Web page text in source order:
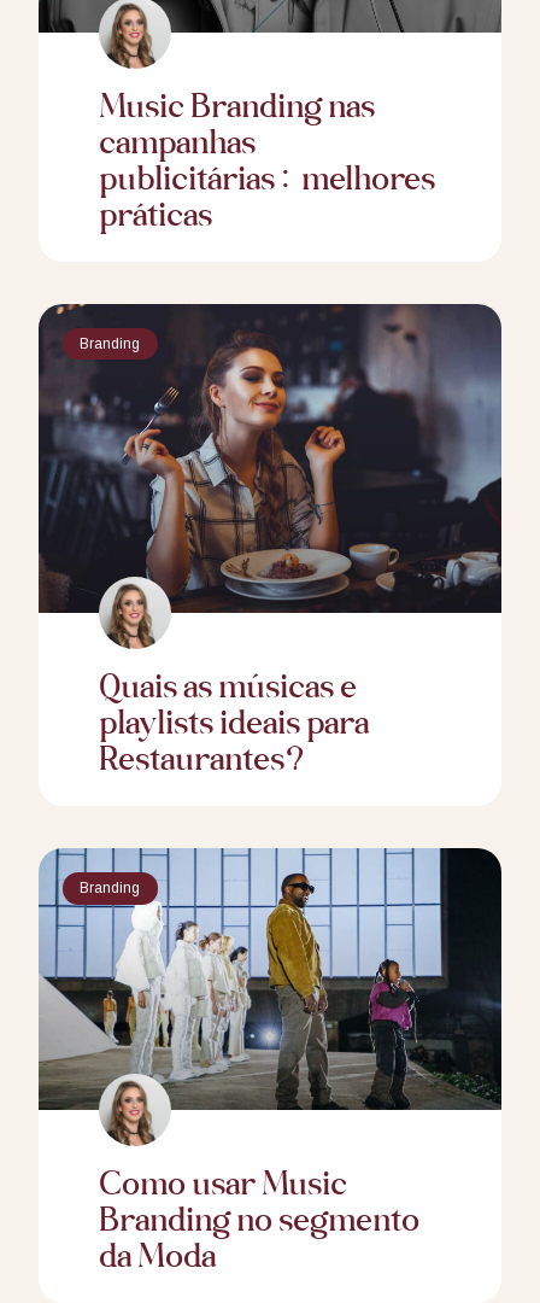
Music Branding nas
campanhas
publicitárias: melhores
práticas
Branding
Quais as músicas e
playlists ideais para
Restaurantes?
Branding
Como usar Music
Branding no segmento
da Moda